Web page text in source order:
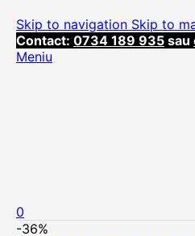
Skip to navigation Skip to
Contact: 0734 189 935 sau
Meniu
0
-36%